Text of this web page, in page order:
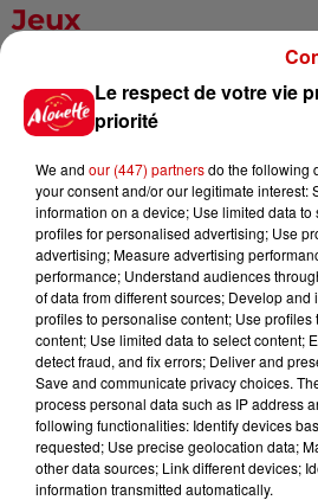
Jeux
Gagnez vos
l'événement
Gagnez vos
festival
à Coulon !
Le Duel -
pour l'un des
régions !
Le respect de votre vie
priorité
We and our (447) partnersdo the following
your consent and/or our legitimate interest:
information on a device; Use limited data
profiles for personalised advertising; Use
advertising; Measure advertising
performance; Understand audiences
of data from different sources; Develop
profiles to personalise content; Use profiles
content; Use limited data to select content;
detect fraud, and fix errors; Deliver and
Save and communicate privacy choices.
process personal data such as IP address
following functionalities: Identify devices
requested; Use precise geolocation data;
other data sources; Link different devices;
information transmitted automatically.